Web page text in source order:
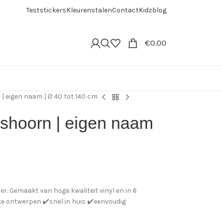
TeststickersKleurenstalenContactKidzblog
€0.00
eigen naam | Ø 40 tot 140 cm
| eigen naam
Gemaakt van hoge kwaliteit vinyl en in 6
ontwerpen ✔️snel in huis ✔️eenvoudig